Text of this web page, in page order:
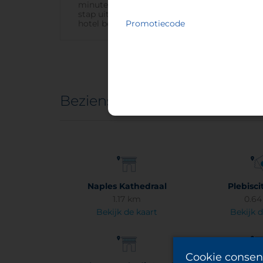
minuten en kost € 5. Neem de Alibus en
stap uit bij de halte Piazza Municipio. Het
hotel bevindt zich op 650 meter afstand.
Bezienswaardigheden
Naples Kathedraal
1.17 km
Bekijk de kaart
0.64
Bekijk
Promotiecode
Cookie